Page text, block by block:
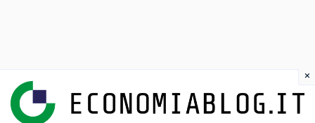
content